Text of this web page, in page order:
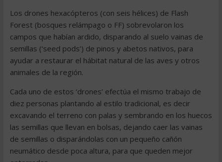
Los drones hexacópteros (con seis hélices) de Flash
Forest (bosques relámpago o FF) sobrevolaron los
campos que habían ardido, disparando al suelo vainas de
semillas (‘seed pods’) de pinos y abetos nativos, para
ayudar a restaurar el hábitat natural de las aves y otros
animales de la región.
Cada uno de estos ‘drones’ efectúa el mismo trabajo de
diez personas plantando al estilo tradicional, es decir
excavando el terreno con palas y sembrando en los huecos
las semillas que llevan en bolsas, dejando caer las vainas
de semillas o disparándolas con un pequeño cañón
neumático desde poca altura, para que queden mejor